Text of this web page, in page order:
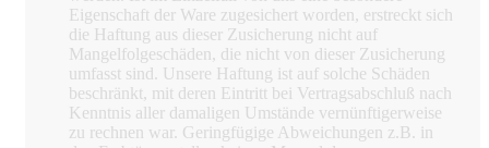
Eigenschaft der Ware zugesichert worden, erstreckt sich
die Haftung aus dieser Zusicherung nicht auf
Mangelfolgeschäden, die nicht von dieser Zusicherung
umfasst sind. Unsere Haftung ist auf solche Schäden
beschränkt, mit deren Eintritt bei Vertragsabschluß nach
Kenntnis aller damaligen Umstände vernünftigerweise
zu rechnen war. Geringfügige Abweichungen z.B. in